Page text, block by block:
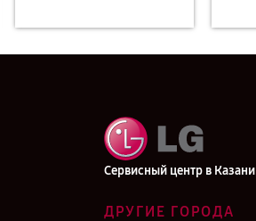
Сервисный центр в Казани
ДРУГИЕ ГОРОДА